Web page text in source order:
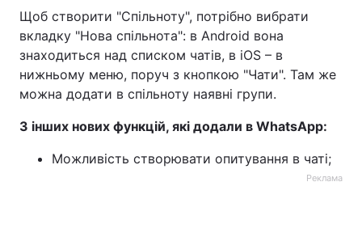
Щоб створити "Спільноту", потрібно вибрати
вкладку "Нова спільнота": в Android вона
знаходиться над списком чатів, в iOS – в
нижньому меню, поруч з кнопкою "Чати". Там же
можна додати в спільноту наявні групи.
З інших нових функцій, які додали в WhatsApp:
Можливість створювати опитування в чаті;
Реклама